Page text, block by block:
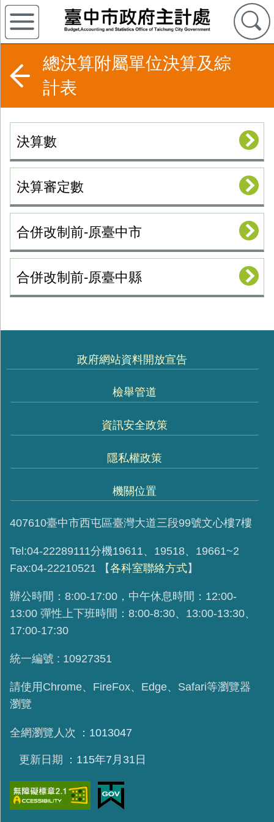
總決算附屬單位決算及綜
計表
決算數
決算審定數
合併改制前-原臺中市
合併改制前-原臺中縣
政府網站資料開放宣告
檢舉管道
資訊安全政策
隱私權政策
機關位置
407610臺中市西屯區臺灣大道三段99號文心樓7樓
Tel:04-22289111分機19611、19518、19661~2
Fax:04-22210521
【各科室聯絡方式】
辦公時間：8:00-17:00，中午休息時間：12:00-
13:00 彈性上下班時間：8:00-8:30、13:00-13:30、
17:00-17:30
統一編號 : 10927351
請使用 Chrome、FireFox、Edge、Safari等瀏覽器
瀏覽
全網瀏覽人次 1013047
更新日期 115年7月31日